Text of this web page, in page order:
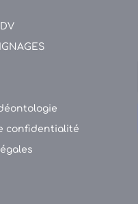
confidentialité